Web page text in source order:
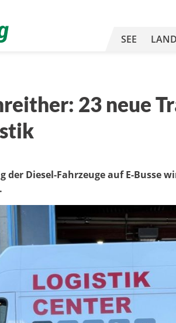
SEE LAND
23 neue
der Diesel-Fahrzeuge auf E-Busse